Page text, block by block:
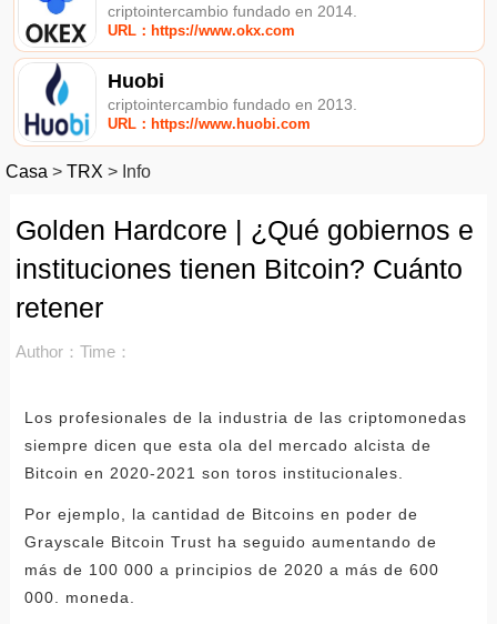
criptointercambio fundado en 2014.
URL：https://www.okx.com
Huobi
criptointercambio fundado en 2013.
URL：https://www.huobi.com
Casa > TRX > Info
Golden Hardcore | ¿Qué gobiernos e
instituciones tienen Bitcoin? Cuánto
retener
Author： Time：
Los profesionales de la industria de las criptomonedas
siempre dicen que esta ola del mercado alcista de
Bitcoin en 2020-2021 son toros institucionales.
Por ejemplo, la cantidad de Bitcoins en poder de
Grayscale Bitcoin Trust ha seguido aumentando de
más de 100 000 a principios de 2020 a más de 600
000. moneda.